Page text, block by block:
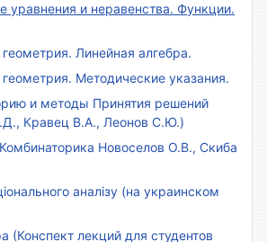
уравнения и неравенства. Функции.
Линейная алгебра.
Методические указания.
и методы Принятия решений
Кравец В.А., Леонов С.Ю.)
Новоселов О.В., Скиба
аналізу (на украинском
(Конспект лекций для студентов